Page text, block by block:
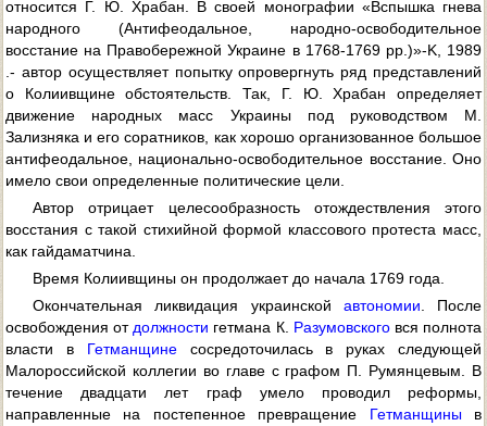
относится Г. Ю. Храбан. В своей монографии «Вспышка гнева
народного (Антифеодальное, народно-освободительное
восстание на Правобережной Украине в 1768-1769 pp.)»-K, 1989
.- автор осуществляет попытку опровергнуть ряд представлений
о Колиивщине обстоятельств. Так, Г. Ю. Храбан определяет
движение народных масс Украины под руководством М.
Зализняка и его соратников, как хорошо организованное большое
антифеодальное, национально-освободительное восстание. Оно
имело свои определенные политические цели.
Автор отрицает целесообразность отождествления этого
восстания с такой стихийной формой классового протеста масс,
как гайдаматчина.
Время Колиивщины он продолжает до начала 1769 года.
Окончательная ликвидация украинской автономии . После
освобождения от должности гетмана К. Разумовскоговся полнота
власти в Гетманщинесосредоточилась в руках следующей
Малороссийской коллегии во главе с графом П. Румянцевым. В
течение двадцати лет граф умело проводил реформы,
направленные на постепенное превращение Гетманщиныв